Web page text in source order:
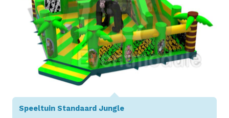
Speeltuin Standaard Jungle